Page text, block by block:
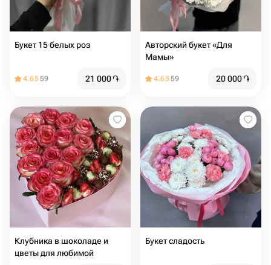
Букет 15 белых роз
4.6559 21 000֏
Авторский букет «Для
Мамы»
4.6559 20 000֏
Клубника в шоколаде и
цветы для любимой
Букет сладость